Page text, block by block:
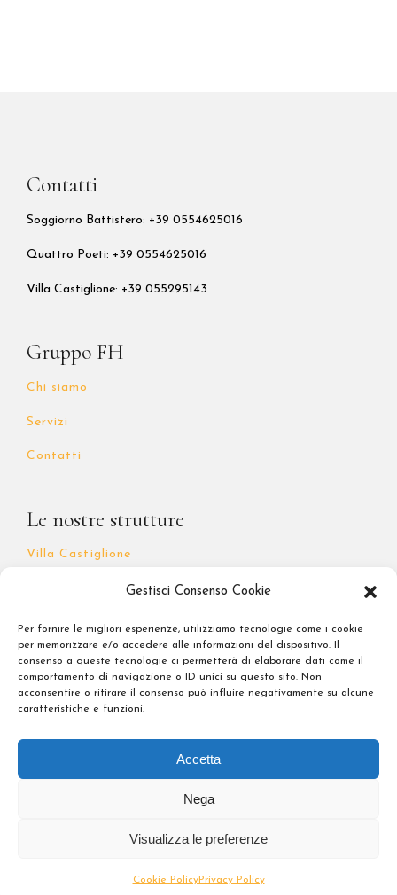
Gestisci Consenso Cookie
Per fornire le migliori esperienze, utilizziamo tecnologie come i cookie
per memorizzare e/o accedere alle informazioni del dispositivo. Il
consenso a queste tecnologie ci permetterà di elaborare dati come il
comportamento di navigazione o ID unici su questo sito. Non
acconsentire o ritirare il consenso può influire negativamente su alcune
caratteristiche e funzioni.
Accetta
Nega
Visualizza le preferenze
Cookie PolicyPrivacy Policy
Contatti
Soggiorno Battistero: +39 0554625016
Quattro Poeti: +39 0554625016
Villa Castiglione: +39 055295143
Gruppo FH
Chi siamo
Servizi
Contatti
Le nostre strutture
Villa Castiglione
Soggiorno Battistero
I Quattro Poeti
Note Legali
copyright © 2024 Forte Hospitality. All Rights Reserved. P.Iva